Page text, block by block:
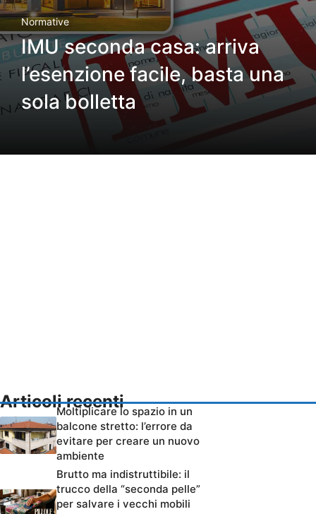
Normative
IMU seconda casa: arriva
l’esenzione facile, basta una
sola bolletta
Articoli recenti
Moltiplicare lo spazio in un
balcone stretto: l’errore da
evitare per creare un nuovo
ambiente
Brutto ma indistruttibile: il
trucco della “seconda pelle”
per salvare i vecchi mobili